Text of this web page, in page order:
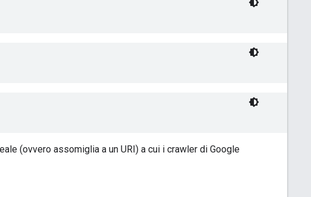
(ovvero assomiglia a un URI) a cui i crawler di Google